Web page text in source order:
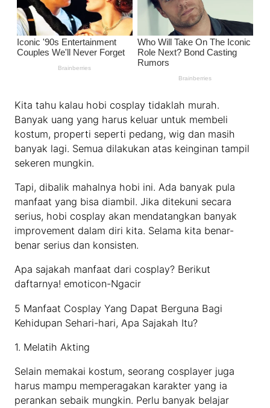
Kita tahu kalau hobi cosplay tidaklah murah.
Banyak uang yang harus keluar untuk membeli
kostum, properti seperti pedang, wig dan masih
banyak lagi. Semua dilakukan atas keinginan tampil
sekeren mungkin.
Tapi, dibalik mahalnya hobi ini. Ada banyak pula
manfaat yang bisa diambil. Jika ditekuni secara
serius, hobi cosplay akan mendatangkan banyak
improvement dalam diri kita. Selama kita benar-
benar serius dan konsisten.
Apa sajakah manfaat dari cosplay? Berikut
daftarnya! emoticon-Ngacir
5 Manfaat Cosplay Yang Dapat Berguna Bagi
Kehidupan Sehari-hari, Apa Sajakah Itu?
1. Melatih Akting
Selain memakai kostum, seorang cosplayer juga
harus mampu memperagakan karakter yang ia
perankan sebaik mungkin. Perlu banyak belajar